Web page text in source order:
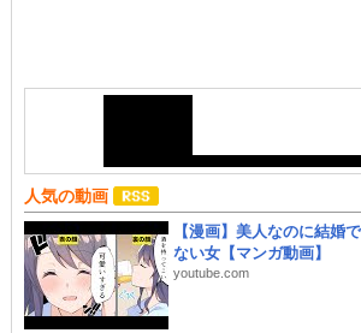
人気の動画
【漫画】美人なのに結婚
ない女【マンガ動画】
youtube.com